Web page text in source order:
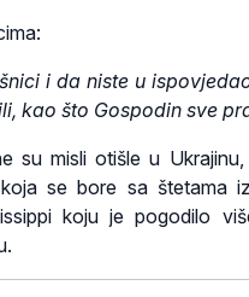
i da niste u
kao što Gospodin sve
su misli otišle u
se bore sa štetama
koju je pogodilo